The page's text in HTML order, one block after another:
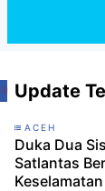
Update
ACEH
Duka Dua
Satlantas
Keselamatan